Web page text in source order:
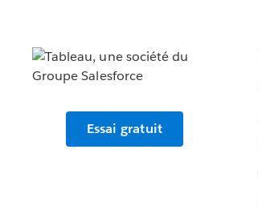
Essai gratuit